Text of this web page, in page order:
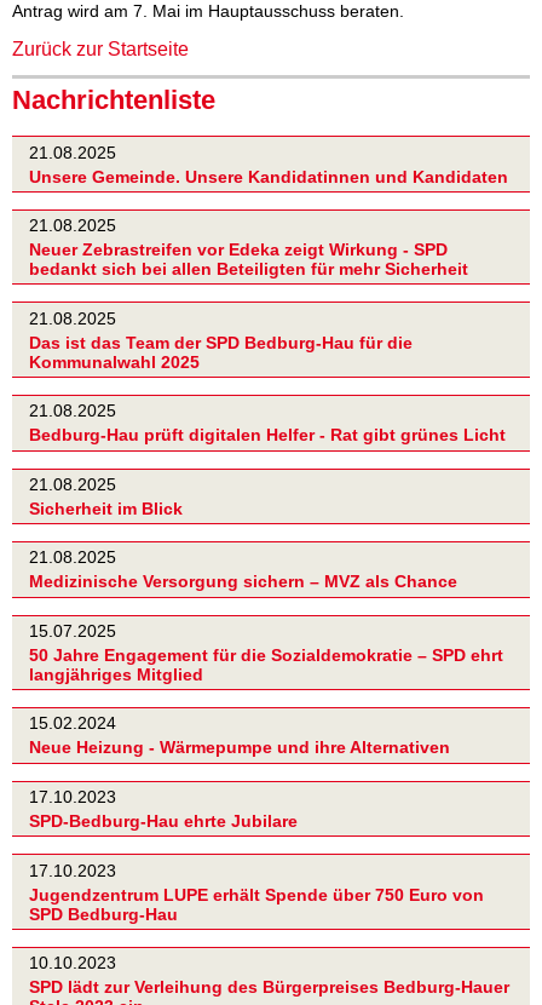
Antrag wird am 7. Mai im Hauptausschuss beraten.
Zurück zur Startseite
Nachrichtenliste
21.08.2025
Unsere Gemeinde. Unsere Kandidatinnen und Kandidaten
21.08.2025
Neuer Zebrastreifen vor Edeka zeigt Wirkung - SPD
bedankt sich bei allen Beteiligten für mehr Sicherheit
21.08.2025
Das ist das Team der SPD Bedburg-Hau für die
Kommunalwahl 2025
21.08.2025
Bedburg-Hau prüft digitalen Helfer - Rat gibt grünes Licht
21.08.2025
Sicherheit im Blick
21.08.2025
Medizinische Versorgung sichern – MVZ als Chance
15.07.2025
50 Jahre Engagement für die Sozialdemokratie – SPD ehrt
langjähriges Mitglied
15.02.2024
Neue Heizung - Wärmepumpe und ihre Alternativen
17.10.2023
SPD-Bedburg-Hau ehrte Jubilare
17.10.2023
Jugendzentrum LUPE erhält Spende über 750 Euro von
SPD Bedburg-Hau
10.10.2023
SPD lädt zur Verleihung des Bürgerpreises Bedburg-Hauer